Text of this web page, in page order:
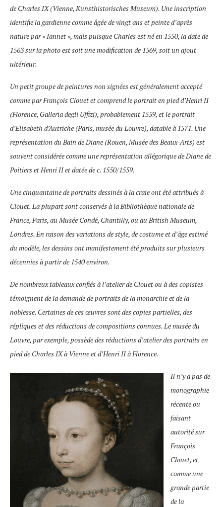
de Charles IX (Vienne, Kunsthistorisches Museum). Une inscription
identifie la gardienne comme âgée de vingt ans et peinte d’après
nature par « Iannet », mais puisque Charles est né en 1550, la date de
1563 sur la photo est soit une modification de 1569, soit un ajout
ultérieur.
Un petit groupe de peintures non signées est généralement accepté
comme par François Clouet et comprend le portrait en pied d’Henri II
(Florence, Galleria degli Uffizi), probablement 1559, et le portrait
d’Elisabeth d’Autriche (Paris, musée du Louvre), datable à 1571. Une
représentation du Bain de Diane (Rouen, Musée des Beaux-Arts) est
souvent considérée comme une représentation allégorique de Diane de
Poitiers et Henri II et datée de c. 1550/1559.
Une cinquantaine de portraits dessinés à la craie ont été attribués à
Clouet. La plupart sont conservés à la Bibliothèque nationale de
France, Paris, au Musée Condé, Chantilly, ou au British Museum,
Londres. En raison des variations de style, de costume et d’âge estimé
du modèle, les dessins ont manifestement été produits sur plusieurs
décennies à partir de 1540 environ.
De nombreux tableaux confiés à l’atelier de Clouet ou à des copistes
témoignent de la demande de portraits de la monarchie et de la
noblesse. Certaines de ces œuvres sont des copies partielles, des
répliques et des réductions de compositions connues. Le musée du
Louvre, par exemple, possède des réductions d’atelier des portraits en
pied de Charles IX à Vienne et d’Henri II à Florence.
Il n’y a pas de
monographie
récente ou
faisant
autorité sur
François
Clouet, et
comme une
grande partie
de la